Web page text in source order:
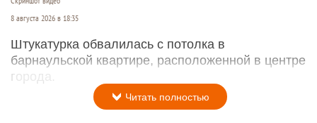
8 августа 2026 в 18:35
Штукатурка обвалилась с потолка в
барнаульской квартире, расположенной в центре
города.
Читать полностью